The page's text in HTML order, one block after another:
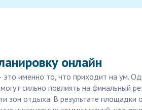
онлайн
именно то, что приходит на ум.
сильно повлиять на финальный
зон отдыха. В результате